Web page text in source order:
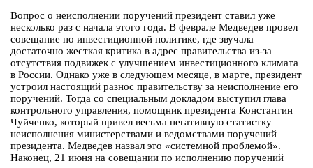
Вопрос о неисполнении поручений президент ставил уже
несколько раз с начала этого года. В феврале Медведев провел
совещание по инвестиционной политике, где звучала
достаточно жесткая критика в адрес правительства из-за
отсутствия подвижек с улучшением инвестиционного климата
в России. Однако уже в следующем месяце, в марте, президент
устроил настоящий разнос правительству за неисполнение его
поручений. Тогда со специальным докладом выступил глава
контрольного управления, помощник президента Константин
Чуйченко, который привел весьма негативную статистку
неисполнения министерствами и ведомствами поручений
президента. Медведев назвал это «системной проблемой».
Наконец, 21 июня на совещании по исполнению поручений